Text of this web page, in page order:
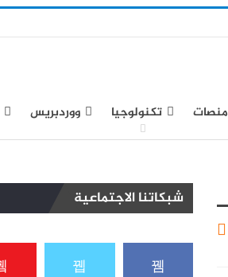
منصات تكنولوجيا ووردبريس
شبكاتنا الاجتماعية